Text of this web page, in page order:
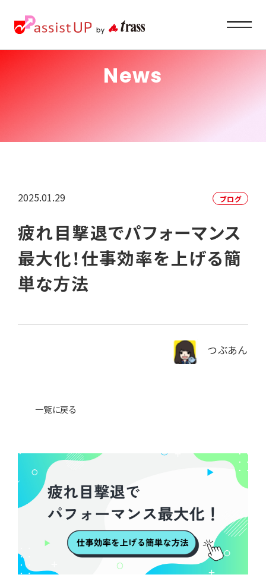
Recruit
求職者の方へ
News
ニュース・ブログ
News
疲れ目撃退でパフォーマンス
最大化！仕事効率を上げる簡
単な方法
2025.01.29 ブログ
つぶあん
一覧に戻る